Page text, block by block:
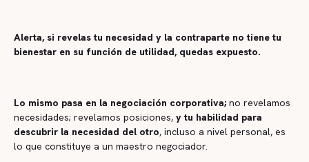
Alerta, si revelas tu necesidad y la contraparte no tiene tu
bienestar en su función de utilidad, quedas expuesto.
Lo mismo pasa en la negociación corporativa; no revelamos
necesidades; revelamos posiciones, y tu habilidad para
descubrir la necesidad del otro, incluso a nivel personal, es
lo que constituye a un maestro negociador.